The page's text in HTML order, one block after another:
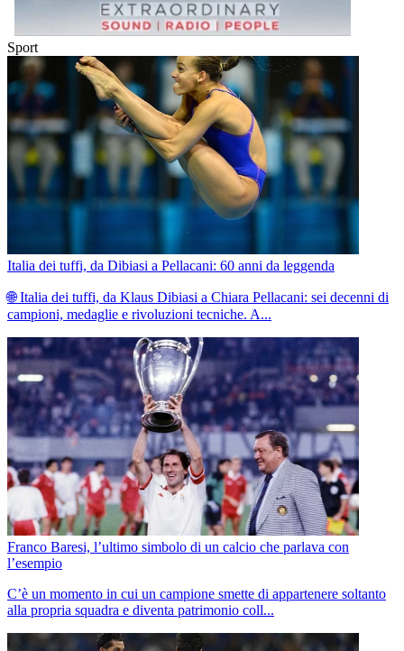
Sport
Italia dei tuffi, da Dibiasi a Pellacani: 60 anni da leggenda
🌐 Italia dei tuffi, da Klaus Dibiasi a Chiara Pellacani: sei decenni di
campioni, medaglie e rivoluzioni tecniche. A...
Franco Baresi, l’ultimo simbolo di un calcio che parlava con
l’esempio
C’è un momento in cui un campione smette di appartenere soltanto
alla propria squadra e diventa patrimonio coll...